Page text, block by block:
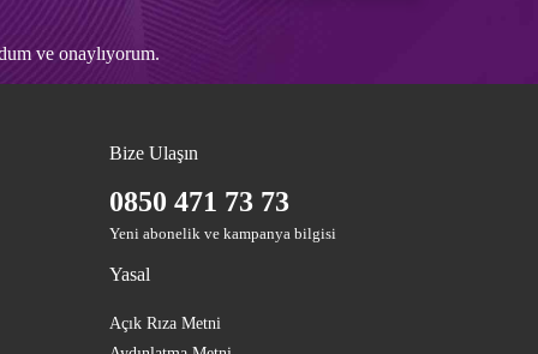
ve onaylıyorum.
Bize Ulaşın
0850 471 73 73
Yeni abonelik ve kampanya bilgisi
Yasal
Açık Rıza Metni